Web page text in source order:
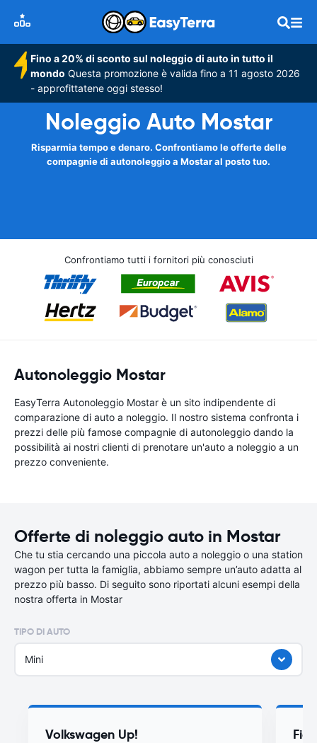
Fino a 20% di sconto sul noleggio di auto in tutto il
mondo Questa promozione è valida fino a 11 agosto 2026
- approfittatene oggi stesso!
Noleggio Auto Mostar
Risparmia tempo e denaro. Confrontiamo le offerte delle
compagnie di autonoleggio a Mostar al posto tuo.
Confrontiamo tutti i fornitori più conosciuti
Autonoleggio Mostar
EasyTerra Autonoleggio Mostar è un sito indipendente di
comparazione di auto a noleggio. Il nostro sistema confronta i
prezzi delle più famose compagnie di autonoleggio dando la
possibilità ai nostri clienti di prenotare un'auto a noleggio a un
prezzo conveniente.
Offerte di noleggio auto in Mostar
Che tu stia cercando una piccola auto a noleggio o una station
wagon per tutta la famiglia, abbiamo sempre un’auto adatta al
prezzo più basso. Di seguito sono riportati alcuni esempi della
nostra offerta in Mostar
TIPO DI AUTO
Mini
Volkswagen Up!